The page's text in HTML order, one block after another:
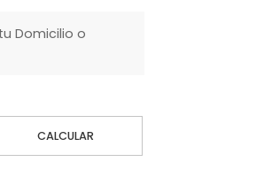
Domicilio o
CALCULAR